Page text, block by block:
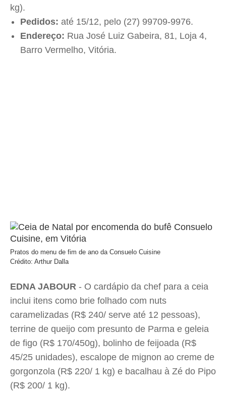
kg).
Pedidos: até 15/12, pelo (27) 99709-9976.
Endereço: Rua José Luiz Gabeira, 81, Loja 4,
Barro Vermelho, Vitória.
Pratos do menu de fim de ano da Consuelo Cuisine
Crédito: Arthur Dalla
EDNA JABOUR - O cardápio da chef para a ceia
inclui itens como brie folhado com nuts
caramelizadas (R$ 240/ serve até 12 pessoas),
terrine de queijo com presunto de Parma e geleia
de figo (R$ 170/450g), bolinho de feijoada (R$
45/25 unidades), escalope de mignon ao creme de
gorgonzola (R$ 220/ 1 kg) e bacalhau à Zé do Pipo
(R$ 200/ 1 kg).